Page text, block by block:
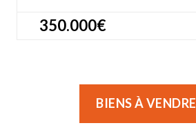
350.000€
BIENS À VENDRE